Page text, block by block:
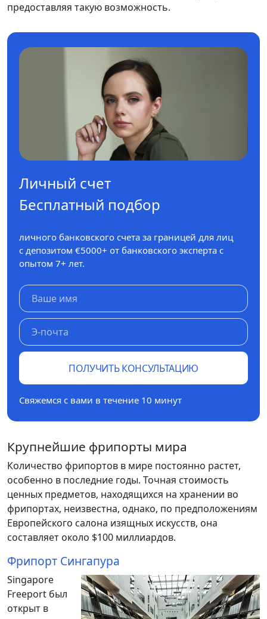
предоставляя такую возможность.
Личный счет
Бесплатный подбор
личного банковского счета за границей для лиц
с депозитом €5000+ от банковского эксперта с
опытом 7+ лет.
ПОЛУЧИТЬ КОНСУЛЬТАЦИЮ
Свяжемся с вами в течение 10 минут
Крупнейшие фрипорты мира
Количество фрипортов в мире постоянно растет,
особенно в последние годы. Точная стоимость
ценных предметов, находящихся на хранении во
фрипортах, неизвестна, однако, по предположениям
Европейского салона изящных искусств, она
составляет около $100 миллиардов.
Фрипорт Сингапура
Singapore
Freeport был
открыт в